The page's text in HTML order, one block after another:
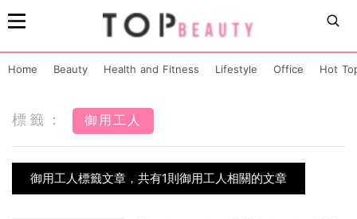
Home Beauty Health and Fitness Lifestyle Office Hot
標籤： 御用工人
御用工人標籤文章，共有1則御用工人相關的文章